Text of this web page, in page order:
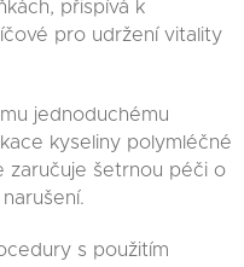
přispívá k
pro udržení vitality
jednoduchému
kyseliny polymléčné
zaručuje šetrnou péči o
s použitím